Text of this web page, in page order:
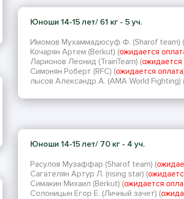
Юноши 14-15 лет/ 61 кг - 5 уч.
Имомов Мухаммадюсуф Ф. (Sharof team) (
Кочарян Артем (Berkut) (ожидается
Ларионов Леонид (TrainTeam) (ожидается
Симонян Роберт (RFC) (ожидается оплата
лысов Александр А. (AMA World Fighting)
Юноши 14-15 лет/ 70 кг - 4 уч.
Расулов Музаффар (Sharof team) (
Сагателян Артур Л. (rising star) (
Симакин Михаил (Berkut) (ожидается
Солоницын Егор Е. (Личный зачет) (